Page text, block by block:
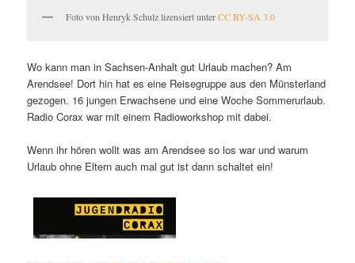
Foto von Henryk Schulz lizensiert unterCC BY-SA 3.0
Wo kann man in Sachsen-Anhalt gut Urlaub machen? Am
Arendsee! Dort hin hat es eine Reisegruppe aus den Münsterland
gezogen. 16 jungen Erwachsene und eine Woche Sommerurlaub.
Radio Corax war mit einem Radioworkshop mit dabei.
Wenn ihr hören wollt was am Arendsee so los war und warum
Urlaub ohne Eltern auch mal gut ist dann schaltet ein!